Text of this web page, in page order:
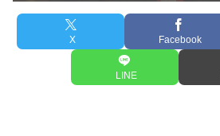
X Facebook
LINE